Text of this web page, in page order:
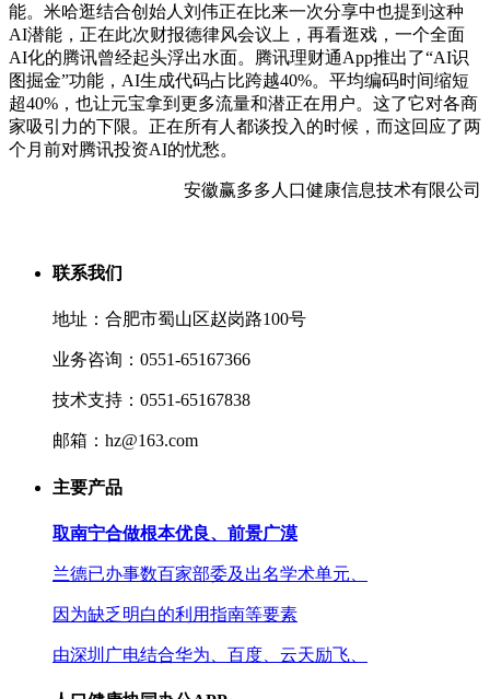
能。米哈逛结合创始人刘伟正在比来一次分享中也提到这种
AI潜能，正在此次财报德律风会议上，再看逛戏，一个全面
AI化的腾讯曾经起头浮出水面。腾讯理财通App推出了“AI识
图掘金”功能，AI生成代码占比跨越40%。平均编码时间缩短
超40%，也让元宝拿到更多流量和潜正在用户。这了它对各商
家吸引力的下限。正在所有人都谈投入的时候，而这回应了两
个月前对腾讯投资AI的忧愁。
安徽赢多多人口健康信息技术有限公司
联系我们
地址：合肥市蜀山区赵岗路100号
业务咨询：0551-65167366
技术支持：0551-65167838
邮箱：hz@163.com
主要产品
取南宁合做根本优良、前景广漠
兰德已办事数百家部委及出名学术单元、
因为缺乏明白的利用指南等要素
由深圳广电结合华为、百度、云天励飞、